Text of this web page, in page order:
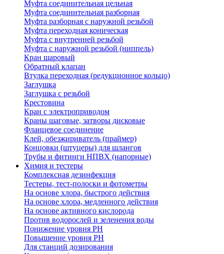
Муфта соединительная цельная
Муфта соединительная разборная
Муфта разборная с наружной резьбой
Муфта переходная коническая
Муфта с внутренней резьбой
Муфта с наружной резьбой (ниппель)
Кран шаровый
Обратный клапан
Втулка переходная (редукционное кольцо)
Заглушка
Заглушка с резьбой
Крестовина
Кран с электроприводом
Краны шаговые, затворы дисковые
Фланцевое соединение
Клей, обезжириватель (праймер)
Концовки (штуцеры) для шлангов
Трубы и фитинги НПВХ (напорные)
Химия и тестеры
Комплексная дезинфекция
Тестеры, тест-полоски и фотометры
На основе хлора, быстрого действия
На основе хлора, медленного действия
На основе активного кислорода
Против водорослей и зеленения воды
Понижение уровня РН
Повышение уровня РН
Для станций дозирования